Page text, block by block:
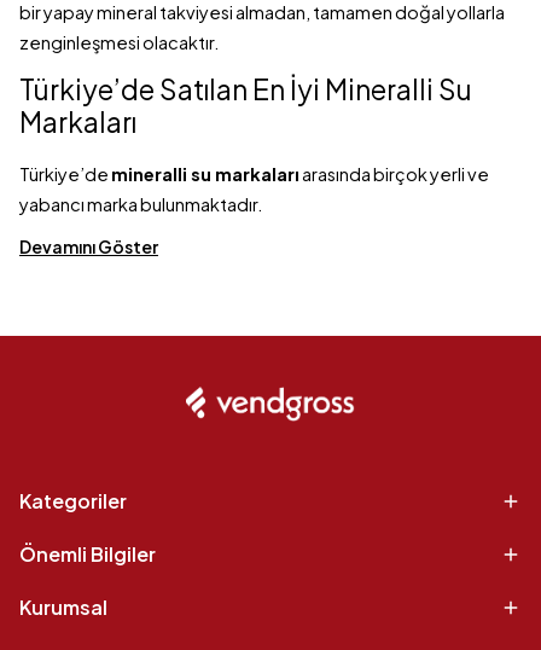
bir yapay mineral takviyesi almadan, tamamen doğal yollarla
zenginleşmesi olacaktır.
Türkiye’de Satılan En İyi Mineralli Su
Markaları
Türkiye’de mineralli su markalarıarasında birçok yerli ve
yabancı marka bulunmaktadır.
Devamını Göster
Kategoriler
Önemli Bilgiler
Kurumsal